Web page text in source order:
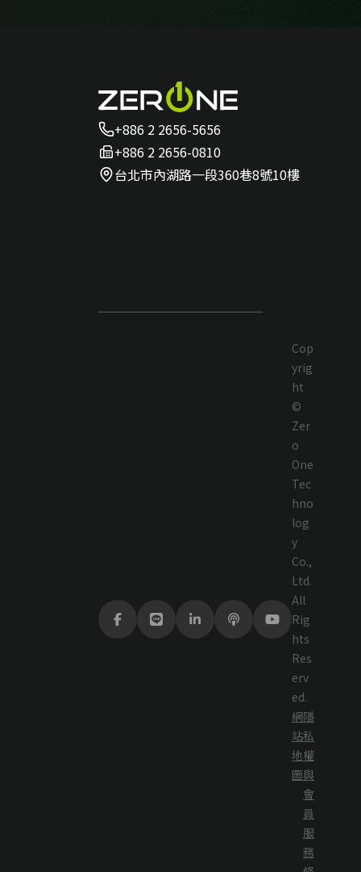
+886 2 2656-5656
+886 2 2656-0810
台北市內湖路一段360巷8號10樓
Cop
yrig
ht
©
Zer
o
One
Tec
hno
log
y
Co.,
Ltd.
All
Rig
hts
Res
erv
ed.
網
站
地
圖
隱
私
權
與
會
員
服
務